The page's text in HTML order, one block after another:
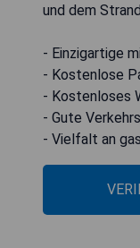
und dem
- Einzigartige
- Kostenlose
- Kostenloses
- Gute
- Vielfalt an